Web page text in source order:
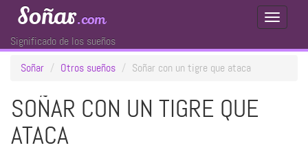
Toggle
Soñar.com
Significado de los sueños
Soñar
Otros sueños Soñar con un tigre que ataca
SOÑAR CON UN TIGRE QUE
ATACA